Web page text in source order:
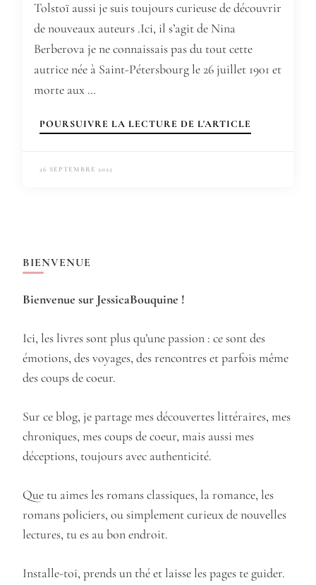
Tolstoï aussi je suis toujours curieuse de découvrir
de nouveaux auteurs .Ici, il s’agit de Nina
Berberova je ne connaissais pas du tout cette
autrice née à Saint-Pétersbourg le 26 juillet 1901 et
morte aux …
POURSUIVRE LA LECTURE DE L'ARTICLE
26 SEPTEMBRE 2022
BIENVENUE
Bienvenue sur JessicaBouquine !
Ici, les livres sont plus qu’une passion : ce sont des
émotions, des voyages, des rencontres et parfois même
des coups de coeur.
Sur ce blog, je partage mes découvertes littéraires, mes
chroniques, mes coups de coeur, mais aussi mes
déceptions, toujours avec authenticité.
Que tu aimes les romans classiques, la romance, les
romans policiers, ou simplement curieux de nouvelles
lectures, tu es au bon endroit.
Installe-toi, prends un thé et laisse les pages te guider.